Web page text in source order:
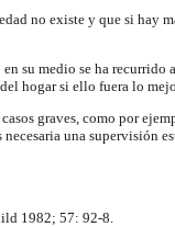
no existe y que si hay
su medio se ha recurrido
hogar si ello fuera lo
graves, como por
una supervisión
1982; 57: 92-8.